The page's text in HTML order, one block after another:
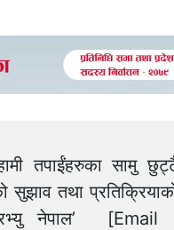
तपाईंहरुका सामु
सुझाव तथा
नेपाल’ [Email